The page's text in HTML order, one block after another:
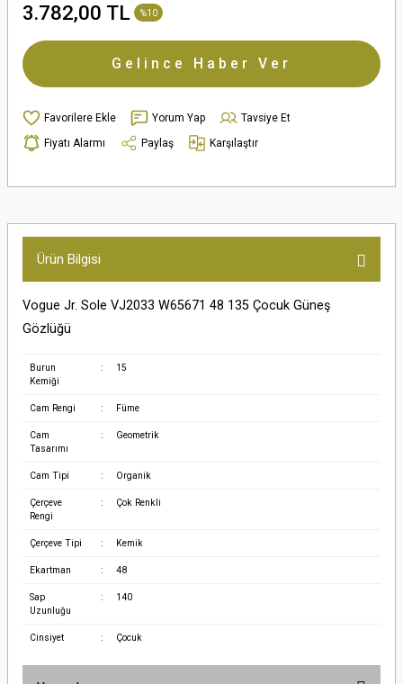
3.782,00 TL %10
Gelince Haber Ver
Yorum Yap
Tavsiye Et
Fiyatı Alarmı
Paylaş Karşılaştır
Ürün Bilgisi
Vogue Jr. Sole VJ2033 W65671 48 135 Çocuk Güneş
Gözlüğü
Burun
Kemiği
: 15
Cam Rengi : Füme
Cam
Tasarımı
: Geometrik
Cam Tipi : Organik
Çerçeve
Rengi
: Çok Renkli
Çerçeve Tipi : Kemik
Ekartman : 48
Sap
Uzunluğu
: 140
Cinsiyet : Çocuk